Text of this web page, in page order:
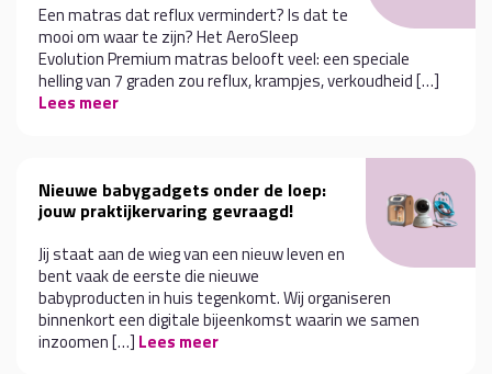
Een matras dat reflux vermindert? Is dat te
mooi om waar te zijn? Het AeroSleep
Evolution Premium matras belooft veel: een speciale
helling van 7 graden zou reflux, krampjes, verkoudheid […]
Lees meer
Nieuwe babygadgets onder de loep:
jouw praktijkervaring gevraagd!
Jij staat aan de wieg van een nieuw leven en
bent vaak de eerste die nieuwe
babyproducten in huis tegenkomt. Wij organiseren
binnenkort een digitale bijeenkomst waarin we samen
inzoomen […] Lees meer